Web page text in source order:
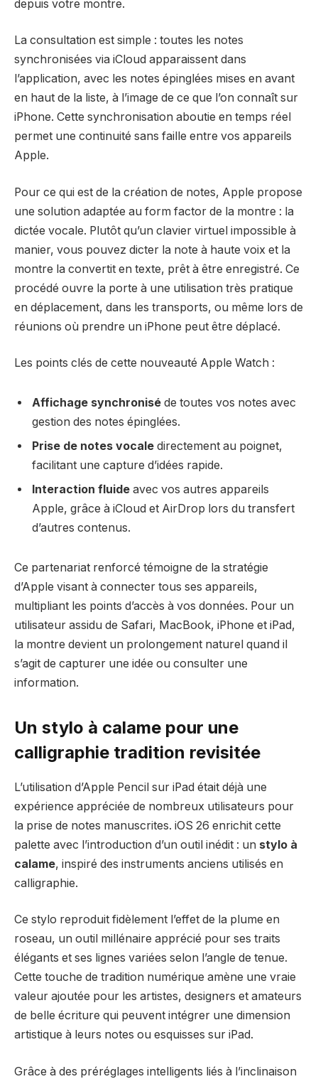
depuis votre montre.
La consultation est simple : toutes les notes
synchronisées via iCloud apparaissent dans
l’application, avec les notes épinglées mises en avant
en haut de la liste, à l’image de ce que l’on connaît sur
iPhone. Cette synchronisation aboutie en temps réel
permet une continuité sans faille entre vos appareils
Apple.
Pour ce qui est de la création de notes, Apple propose
une solution adaptée au form factor de la montre : la
dictée vocale. Plutôt qu’un clavier virtuel impossible à
manier, vous pouvez dicter la note à haute voix et la
montre la convertit en texte, prêt à être enregistré. Ce
procédé ouvre la porte à une utilisation très pratique
en déplacement, dans les transports, ou même lors de
réunions où prendre un iPhone peut être déplacé.
Les points clés de cette nouveauté Apple Watch :
Affichage synchronisé de toutes vos notes avec
gestion des notes épinglées.
Prise de notes vocale directement au poignet,
facilitant une capture d’idées rapide.
Interaction fluide avec vos autres appareils
Apple, grâce à iCloud et AirDrop lors du transfert
d’autres contenus.
Ce partenariat renforcé témoigne de la stratégie
d’Apple visant à connecter tous ses appareils,
multipliant les points d’accès à vos données. Pour un
utilisateur assidu de Safari, MacBook, iPhone et iPad,
la montre devient un prolongement naturel quand il
s’agit de capturer une idée ou consulter une
information.
Un stylo à calame pour une
calligraphie tradition revisitée
L’utilisation d’Apple Pencil sur iPad était déjà une
expérience appréciée de nombreux utilisateurs pour
la prise de notes manuscrites. iOS 26 enrichit cette
palette avec l’introduction d’un outil inédit : un stylo à
calame, inspiré des instruments anciens utilisés en
calligraphie.
Ce stylo reproduit fidèlement l’effet de la plume en
roseau, un outil millénaire apprécié pour ses traits
élégants et ses lignes variées selon l’angle de tenue.
Cette touche de tradition numérique amène une vraie
valeur ajoutée pour les artistes, designers et amateurs
de belle écriture qui peuvent intégrer une dimension
artistique à leurs notes ou esquisses sur iPad.
Grâce à des préréglages intelligents liés à l’inclinaison